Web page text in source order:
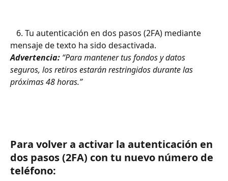
mensaje de texto ha sido desactivada.
Advertencia: “Para mantener tus fondos y datos
seguros, los retiros estarán restringidos durante las
próximas 48 horas.”
Para volver a activar la autenticación en
dos pasos (2FA) con tu nuevo número de
teléfono: